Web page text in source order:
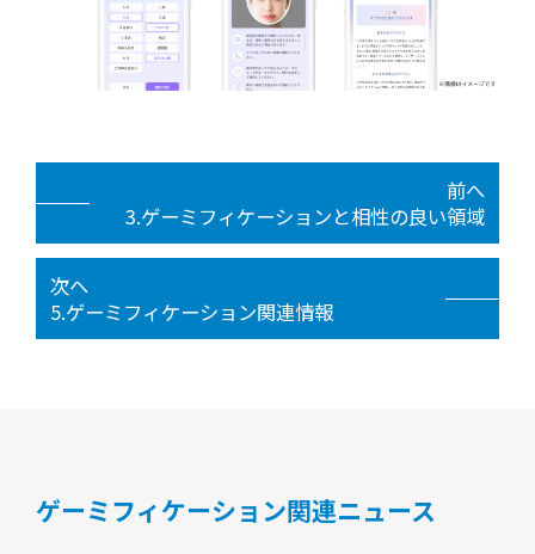
前へ
3.ゲーミフィケーションと相性の良い領域
次へ
5.ゲーミフィケーション関連情報
ゲーミフィケーション関連ニュース